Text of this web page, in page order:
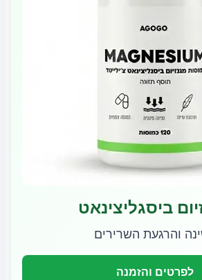
ביסגליצינאט
והרגעת השרירים
לפרטים והזמנה